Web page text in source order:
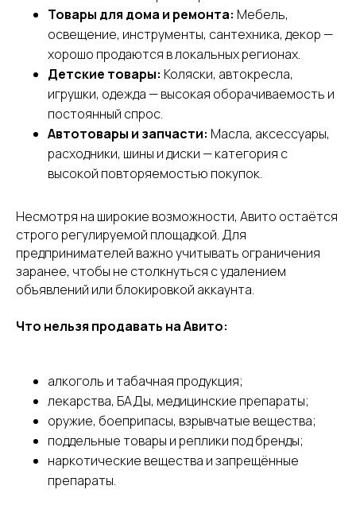
Товары для дома и ремонта: Мебель,
освещение, инструменты, сантехника, декор —
хорошо продаются в локальных регионах.
Детские товары: Коляски, автокресла,
игрушки, одежда — высокая оборачиваемость и
постоянный спрос.
Автотовары и запчасти: Масла, аксессуары,
расходники, шины и диски — категория с
высокой повторяемостью покупок.
Несмотря на широкие возможности, Авито остаётся
строго регулируемой площадкой. Для
предпринимателей важно учитывать ограничения
заранее, чтобы не столкнуться с удалением
объявлений или блокировкой аккаунта.
Что нельзя продавать на Авито:
алкоголь и табачная продукция;
лекарства, БАДы, медицинские препараты;
оружие, боеприпасы, взрывчатые вещества;
поддельные товары и реплики под бренды;
наркотические вещества и запрещённые
препараты.